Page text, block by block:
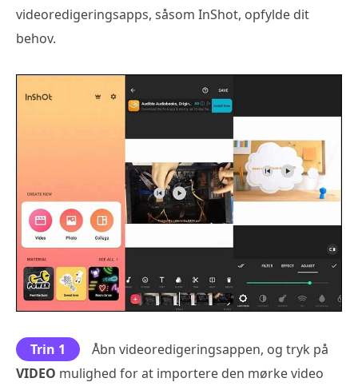
videoredigeringsapps, såsom InShot, opfylde dit
behov.
Trin 1
Åbn videoredigeringsappen, og tryk på
VIDEO mulighed for at importere den mørke video